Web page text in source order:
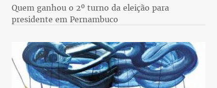
Quem ganhou o 2º turno da eleição para
presidente em Pernambuco